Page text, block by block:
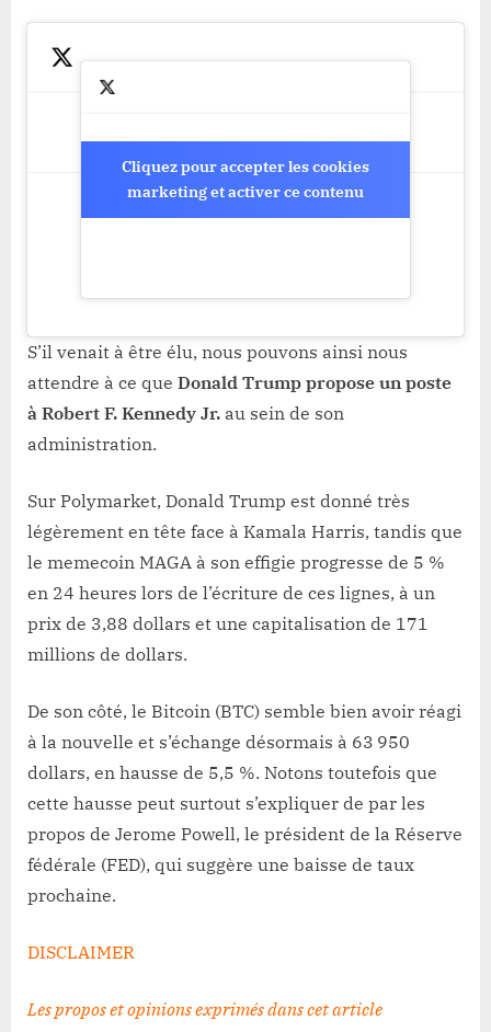
Cliquez pour accepter les cookies
marketing et activer ce contenu
Cliquez pour accepter les cookies
marketing et activer ce contenu
S’il venait à être élu, nous pouvons ainsi nous
attendre à ce que Donald Trump propose un poste
à Robert F. Kennedy Jr. au sein de son
administration.
Sur Polymarket, Donald Trump est donné très
légèrement en tête face à Kamala Harris, tandis que
le memecoin MAGA à son effigie progresse de 5 %
en 24 heures lors de l’écriture de ces lignes, à un
prix de 3,88 dollars et une capitalisation de 171
millions de dollars.
De son côté, le Bitcoin (BTC) semble bien avoir réagi
à la nouvelle et s’échange désormais à 63 950
dollars, en hausse de 5,5 %. Notons toutefois que
cette hausse peut surtout s’expliquer de par les
propos de Jerome Powell, le président de la Réserve
fédérale (FED), qui suggère une baisse de taux
prochaine.
DISCLAIMER
Les propos et opinions exprimés dans cet article